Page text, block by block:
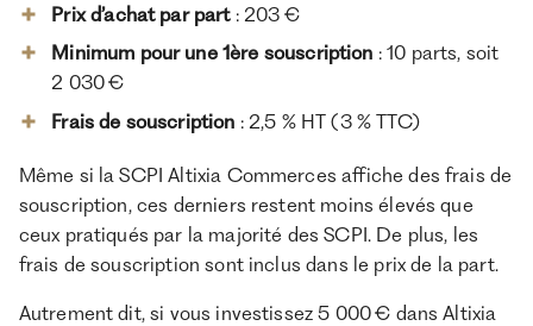
Prix d’achat par part : 203 €
Minimum pour une 1ère souscription : 10 parts, soit
2 030 €
Frais de souscription : 2,5 % HT (3 % TTC)
Même si la SCPI Altixia Commerces affiche des frais de
souscription, ces derniers restent moins élevés que
ceux pratiqués par la majorité des SCPI. De plus, les
frais de souscription sont inclus dans le prix de la part.
Autrement dit, si vous investissez 5 000 € dans Altixia